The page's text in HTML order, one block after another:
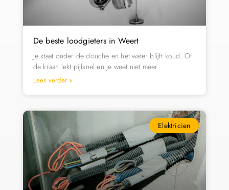
De beste loodgieters in Weert
Je staat onder de douche en het water blijft koud. Of
de kraan lekt pijlsnel en je weet niet meer
Lees verder »
Elektricien